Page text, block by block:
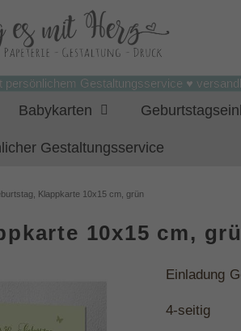
persönlichem Gestaltungsservice ♥
Babykarten
Gestaltungsservice
Klappkarte 10x15 cm, grün
10x15 cm,
Einladung
4-seitig